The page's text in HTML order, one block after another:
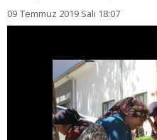
09 Temmuz 2019 Salı 18:07